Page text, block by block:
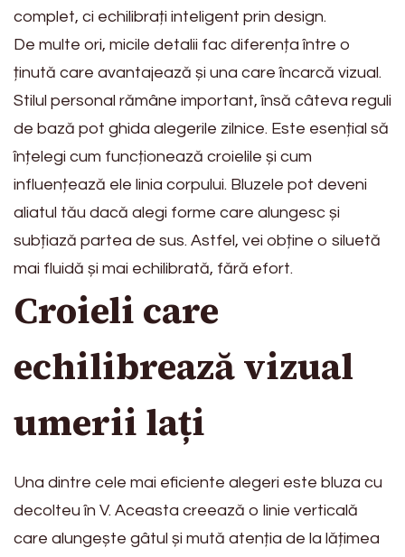
complet, ci echilibrați inteligent prin design.
De multe ori, micile detalii fac diferența între o
ținută care avantajează și una care încarcă vizual.
Stilul personal rămâne important, însă câteva reguli
de bază pot ghida alegerile zilnice. Este esențial să
înțelegi cum funcționează croielile și cum
influențează ele linia corpului. Bluzele pot deveni
aliatul tău dacă alegi forme care alungesc și
subțiază partea de sus. Astfel, vei obține o siluetă
mai fluidă și mai echilibrată, fără efort.
Croieli care
echilibrează vizual
umerii lați
Una dintre cele mai eficiente alegeri este bluza cu
decolteu în V. Aceasta creează o linie verticală
care alungește gâtul și mută atenția de la lățimea